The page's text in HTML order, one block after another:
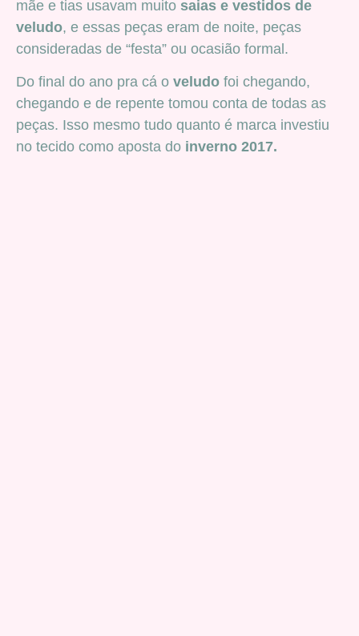
mãe e tias usavam muito saias e vestidos de
veludo, e essas peças eram de noite, peças
consideradas de “festa” ou ocasião formal.
Do final do ano pra cá o veludo foi chegando,
chegando e de repente tomou conta de todas as
peças. Isso mesmo tudo quanto é marca investiu
no tecido como aposta do inverno 2017.